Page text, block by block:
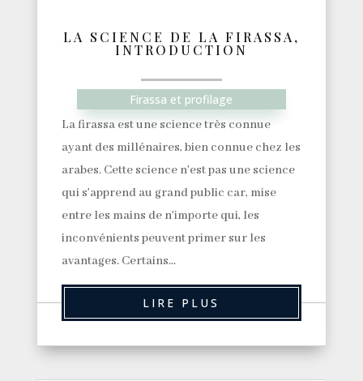
LA SCIENCE DE LA FIRASSA,
INTRODUCTION
Firassa et profilage
La firassa est une science très connue
ayant des millénaires, bien connue chez les
arabes. Cette science n'est pas une science
qui s'apprend au grand public car, mise
entre les mains de n'importe qui, les
inconvénients peuvent primer sur les
avantages. Certains...
LIRE PLUS